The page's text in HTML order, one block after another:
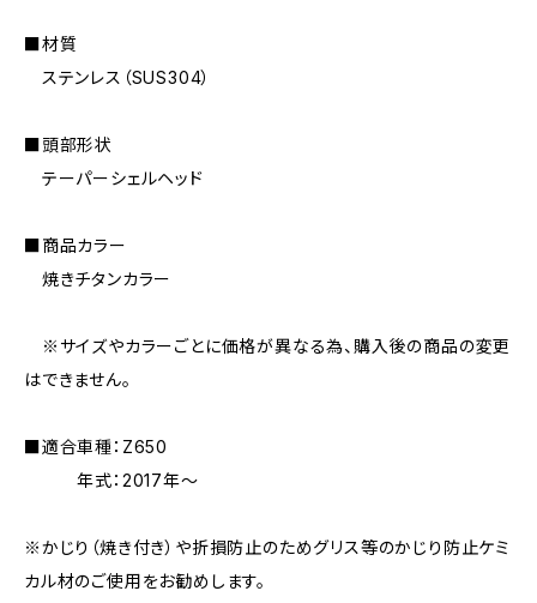
■材質
ステンレス（SUS304）
■頭部形状
テーパーシェルヘッド
■商品カラー
焼きチタンカラー
※サイズやカラーごとに価格が異なる為、購入後の商品の変更
はできません。
■適合車種：Z650
年式：2017年〜
※かじり（焼き付き）や折損防止のためグリス等のかじり防止ケミ
カル材のご使用をお勧めします。